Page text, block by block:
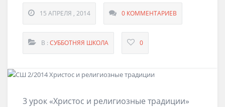
15 АПРЕЛЯ , 2014 0 КОММЕНТАРИЕВ
В : СУББОТНЯЯ ШКОЛА 0
3 урок «Христос и религиозные традиции»